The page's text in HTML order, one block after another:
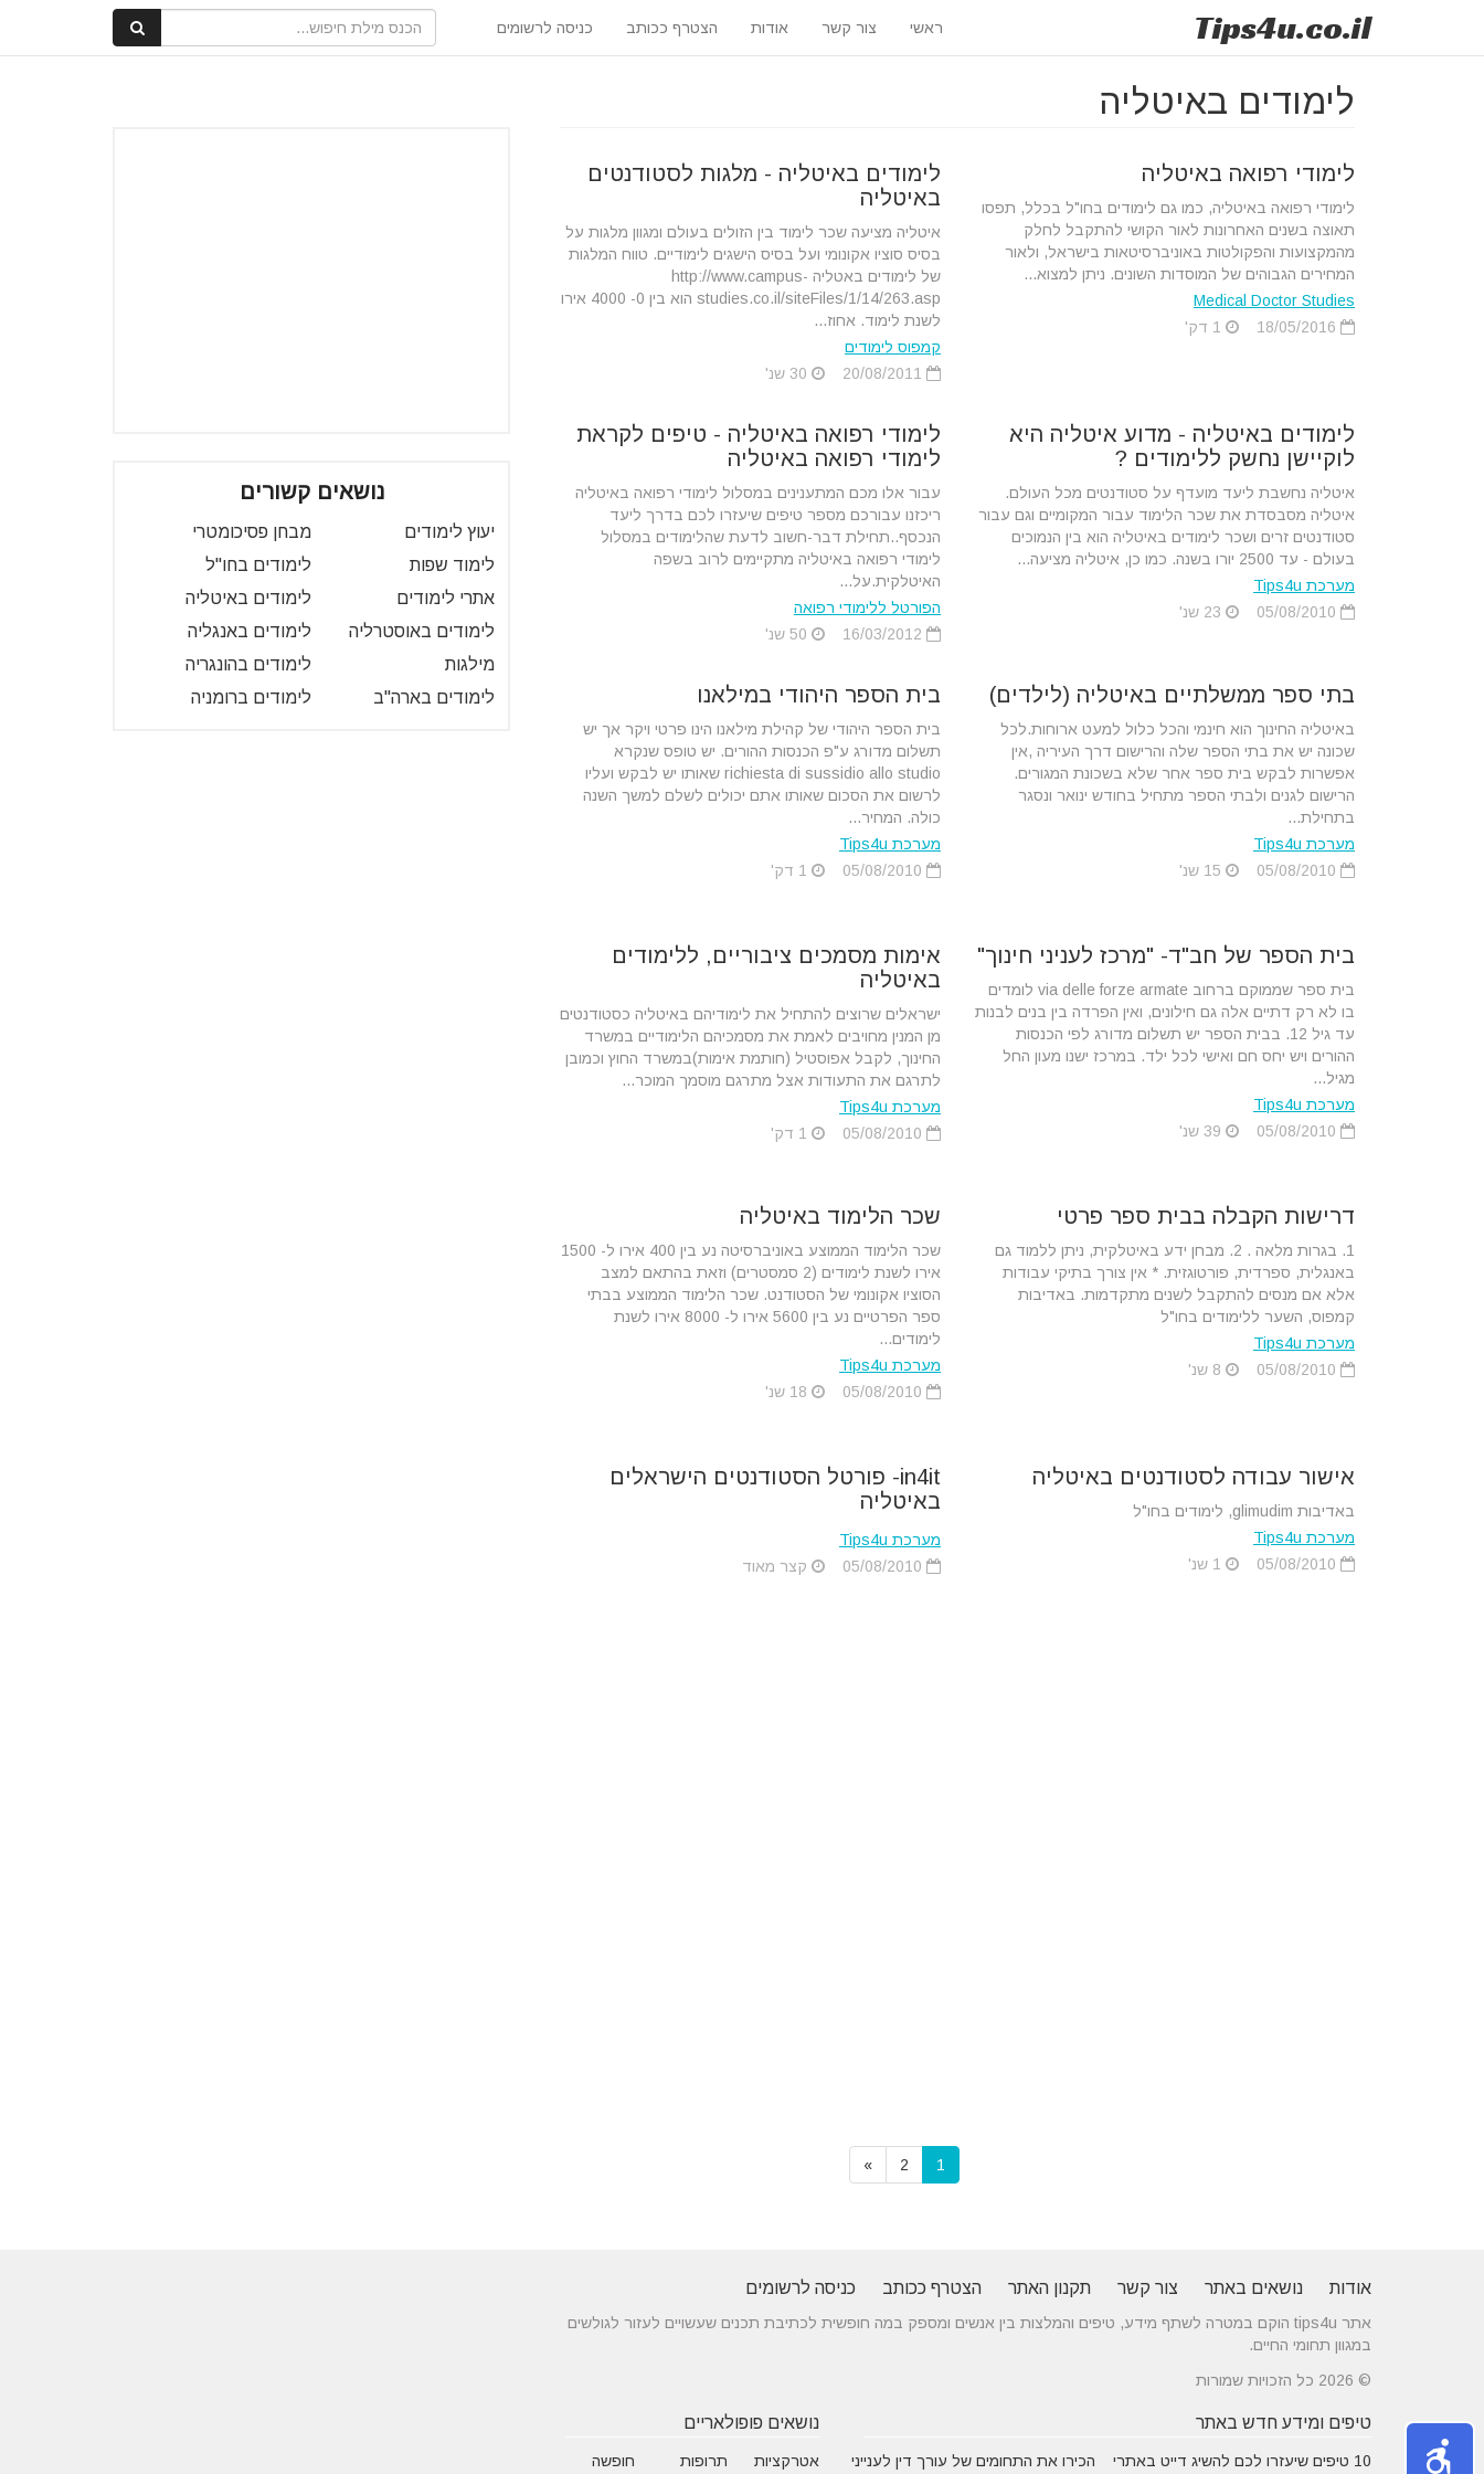
Tips4u.co.il ראשי צור קשר אודות הצטרף ככותב כניסה לרשומים
לימודים באיטליה
לימודי רפואה באיטליה
לימודי רפואה באיטליה, כמו גם לימודים בחו"ל בכלל, תפסו
תאוצה בשנים האחרונות לאור הקושי להתקבל לחלק
מהמקצועות והפקולטות באוניברסיטאות בישראל, ולאור
המחירים הגבוהים של המוסדות השונים. ניתן למצוא...
Medical Doctor Studies
לימודים באיטליה - מלגות לסטודנטים
באיטליה
איטליה מציעה שכר לימוד בין הזולים בעולם ומגוון מלגות על
בסיס סוציו אקונומי ועל בסיס הישגים לימודיים. טווח המלגות
של לימודים באטליה http://www.campus-
studies.co.il/siteFiles/1/14/263.asp הוא בין 0- 4000 אירו
לשנת לימוד. אחוז...
קמפוס לימודים
לימודים באיטליה - מדוע איטליה היא
לוקיישן נחשק ללימודים ?
איטליה נחשבת ליעד מועדף על סטודנטים מכל העולם.
איטליה מסבסדת את שכר הלימוד עבור המקומיים וגם עבור
סטודנטים זרים ושכר לימודים באיטליה הוא בין הנמוכים
בעולם - עד 2500 יורו בשנה. כמו כן, איטליה מציעה...
מערכת Tips4u
לימודי רפואה באיטליה - טיפים לקראת
לימודי רפואה באיטליה
עבור אלו מכם המתענינים במסלול לימודי רפואה באיטליה
ריכזנו עבורכם מספר טיפים שיעזרו לכם בדרך ליעד
הנכסף..תחילת דבר-חשוב לדעת שהלימודים במסלול
לימודי רפואה באיטליה מתקיימים לרוב בשפה
האיטלקית.על...
הפורטל ללימודי רפואה
בתי ספר ממשלתיים באיטליה (לילדים)
באיטליה החינוך הוא חינמי והכל כלול למעט ארוחות.לכל
שכונה יש את בתי הספר שלה והרישום דרך העיריה ,אין
אפשרות לבקש בית ספר אחר שלא בשכונת המגורים.
הרישום לגנים ולבתי הספר מתחיל בחודש ינואר ונסגר
בתחילת...
מערכת Tips4u
בית הספר היהודי במילאנו
בית הספר היהודי של קהילת מילאנו הינו פרטי ויקר אך יש
תשלום מדורג ע"פ הכנסות ההורים. יש טופס שנקרא
richiesta di sussidio allo studio שאותו יש לבקש ועליו
לרשום את הסכום שאותו אתם יכולים לשלם למשך השנה
כולה. המחיר...
מערכת Tips4u
בית הספר של חב"ד- "מרכז לעניני חינוך"
בית ספר שממוקם ברחוב via delle forze armate לומדים
בו לא רק דתיים אלה גם חילונים, ואין הפרדה בין בנים לבנות
עד גיל 12. בבית הספר יש תשלום מדורג לפי הכנסות
ההורים ויש יחס חם ואישי לכל ילד. במרכז ישנו מעון החל
מגיל...
מערכת Tips4u
אימות מסמכים ציבוריים, ללימודים
באיטליה
ישראלים שרוצים להתחיל את לימודיהם באיטליה כסטודנטים
מן המנין מחויבים לאמת את מסמכיהם הלימודיים במשרד
החינוך, לקבל אפוסטיל (חותמת אימות)במשרד החוץ וכמובן
לתרגם את התעודות אצל מתרגם מוסמך המוכר...
מערכת Tips4u
דרישות הקבלה בבית ספר פרטי
1. בגרות מלאה . 2. מבחן ידע באיטלקית, ניתן ללמוד גם
באנגלית, ספרדית, פורטוגזית. * אין צורך בתיקי עבודות
אלא אם מנסים להתקבל לשנים מתקדמות. באדיבות
קמפוס, השער ללימודים בחו"ל
מערכת Tips4u
שכר הלימוד באיטליה
שכר הלימוד הממוצע באוניברסיטה נע בין 400 אירו ל- 1500
אירו לשנת לימודים (2 סמסטרים) וזאת בהתאם למצב
הסוציו אקונומי של הסטודנט. שכר הלימוד הממוצע בבתי
ספר הפרטיים נע בין 5600 אירו ל- 8000 אירו לשנת
לימודים...
מערכת Tips4u
אישור עבודה לסטודנטים באיטליה
באדיבות glimudim, לימודים בחו"ל
מערכת Tips4u
in4it- פורטל הסטודנטים הישראלים
באיטליה
מערכת Tips4u
קצר מאוד
נושאים קשורים
יעוץ לימודים
מבחן פסיכומטרי
לימוד שפות
לימודים בחו"ל
אתרי לימודים
לימודים באיטליה
לימודים באוסטרליה
לימודים באנגליה
מילגות
לימודים בהונגריה
לימודים בארה"ב
לימודים ברומניה
1
2
»
אודות נושאים באתר צור קשר תקנון האתר הצטרף ככותב כניסה לרשומים
אתר tips4u הוקם במטרה לשתף מידע, טיפים והמלצות בין אנשים ומספק במה חופשית לכתיבת תכנים שעשויים לעזור לגולשים
במגוון תחומי החיים.
© 2026 כל הזכויות שמורות
טיפים ומידע חדש באתר
10 טיפים שיעזרו לכם להשיג דייט באתרי
הכירו את התחומים של עורך דין לענייני
נושאים פופולאריים
אטרקציות
תרופות
חופשה